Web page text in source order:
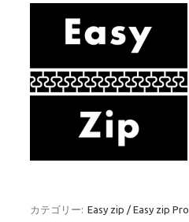
カテゴリー: Easy zip / Easy zip Pro